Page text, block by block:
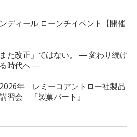
ディール ローンチイベント【開催
た改正」ではない。 ― 変わり続け
時代へ ―
2026年 レミーコアントロー社製品
習会 『製菓パート』